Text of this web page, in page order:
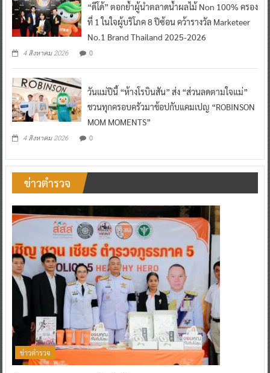
“ดีโด้” ตอกย้ำผู้นำตลาดน้ำผลไม้ Non 100% ครอง
ที่ 1 ในใจผู้บริโภค 8 ปีซ้อน คว้ารางวัล Marketeer
No.1 Brand Thailand 2025-2026
4 สิงหาคม 2026 0
วันแม่ปีนี้ “ห้างโรบินสัน” ส่ง “ส่วนลดตามใจแม่”
ชวนทุกครอบครัวมาช้อปกับแคมเปญ “ROBINSON
MOM MOMENTS”
4 สิงหาคม 2026 0
ข่าวตำรวจ
ข่าวตำรวจ